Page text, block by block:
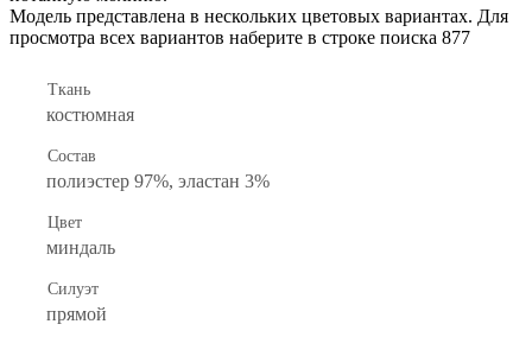
Модель представлена в нескольких цветовых вариантах. Для
просмотра всех вариантов наберите в строке поиска 877
Ткань
костюмная
Состав
полиэстер 97%, эластан 3%
Цвет
миндаль
Силуэт
прямой